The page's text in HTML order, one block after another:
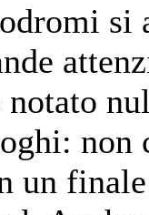
si
non
un